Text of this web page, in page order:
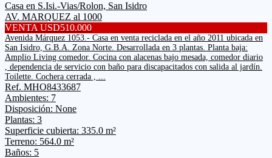
Casa en S.Isi.-Vias/Rolon, San Isidro
AV. MARQUEZ al 1000
VENTA USD510.000
Avenida Márquez 1053.- Casa en venta reciclada en el año 2011 ubicada en
San Isidro, G.B.A. Zona Norte. Desarrollada en 3 plantas. Planta baja:
Amplio Living comedor. Cocina con alacenas bajo mesada, comedor diario
, dependencia de servicio con baño para discapacitados con salida al jardín.
Toilette. Cochera cerrada , ...
Ref. MHO8433687
Ambientes: 7
Disposición: None
Plantas: 3
Superficie cubierta: 335.0 m²
Terreno: 564.0 m²
Baños: 5